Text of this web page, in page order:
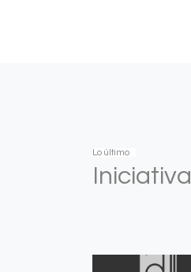
Lo último
Iniciativa